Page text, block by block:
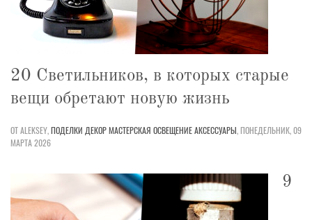
20 Светильников, в которых старые
вещи обретают новую жизнь
ОТ ALEKSEY,ПОДЕЛКИ ДЕКОРМАСТЕРСКАЯ ОСВЕЩЕНИЕАКСЕССУАРЫ,ПОНЕДЕЛЬНИК, 09
МАРТА 2026
9